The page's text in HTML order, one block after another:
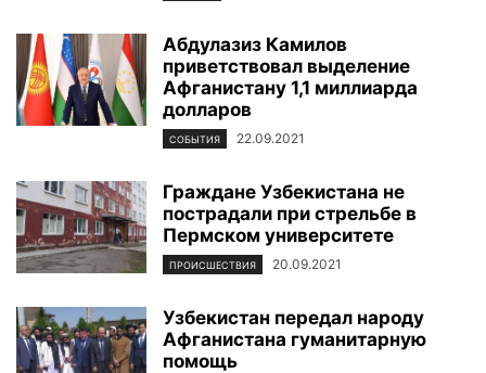
Абдулазиз Камилов
приветствовал выделение
Афганистану 1,1 миллиарда
долларов
СОБЫТИЯ 22.09.2021
Граждане Узбекистана не
пострадали при стрельбе в
Пермском университете
ПРОИСШЕСТВИЯ 20.09.2021
Узбекистан передал народу
Афганистана гуманитарную
помощь